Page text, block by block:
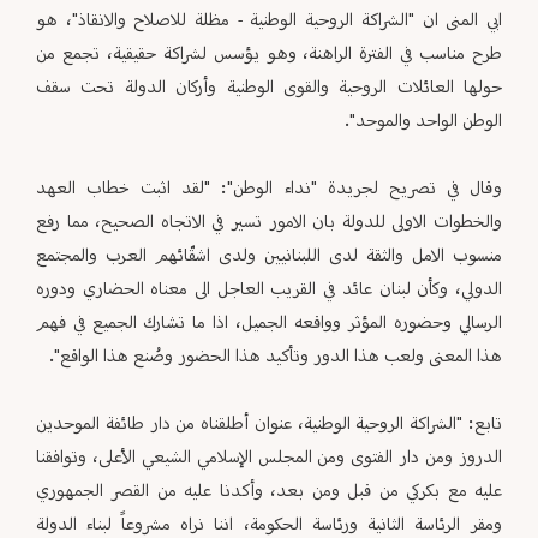
ابي المنى ان "الشراكة الروحية الوطنية - مظلة للاصلاح والانقاذ"، هو
طرح مناسب في الفترة الراهنة، وهو يؤسس لشراكة حقيقية، تجمع من
حولها العائلات الروحية والقوى الوطنية وأركان الدولة تحت سقف
الوطن الواحد والموحد".
وقال في تصريح لجريدة "نداء الوطن": "لقد اثبت خطاب العهد
والخطوات الاولى للدولة بان الامور تسير في الاتجاه الصحيح، مما رفع
منسوب الامل والثقة لدى اللبنانيين ولدى اشقّائهم العرب والمجتمع
الدولي، وكأن لبنان عائد في القريب العاجل الى معناه الحضاري ودوره
الرسالي وحضوره المؤثر وواقعه الجميل، اذا ما تشارك الجميع في فهم
هذا المعنى ولعب هذا الدور وتأكيد هذا الحضور وصُنع هذا الواقع".
تابع: "الشراكة الروحية الوطنية، عنوان أطلقناه من دار طائفة الموحدين
الدروز ومن دار الفتوى ومن المجلس الإسلامي الشيعي الأعلى، وتوافقنا
عليه مع بكركي من قبل ومن بعد، وأكدنا عليه من القصر الجمهوري
ومقر الرئاسة الثانية ورئاسة الحكومة، اننا نراه مشروعاً لبناء الدولة